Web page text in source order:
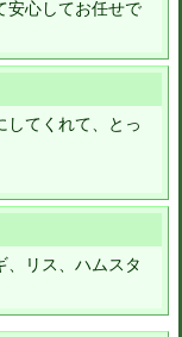
安心してお任せで
してくれて、とっ
リス、ハムスタ